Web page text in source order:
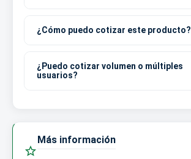
¿Cómo puedo cotizar este producto?
¿Puedo cotizar volumen o múltiples
usuarios?

Más información